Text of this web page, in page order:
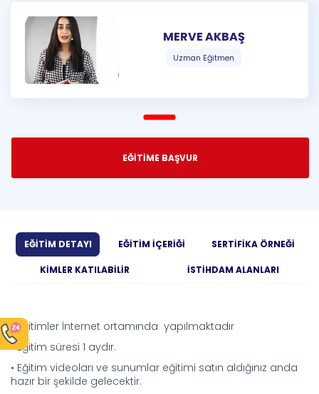
MERVE AKBAŞ
Uzman Eğitmen
EĞİTİME BAŞVUR
EĞİTİM DETAYI EĞİTİM İÇERİĞİ SERTİFİKA ÖRNEĞİ
KİMLER KATILABİLİR İSTİHDAM ALANLARI
• Eğitimler İnternet ortamında yapılmaktadır
• Eğitim süresi 1 aydır.
• Eğitim videoları ve sunumlar eğitimi satın aldığınız anda
hazır bir şekilde gelecektir.